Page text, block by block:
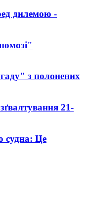
дилемою -
з полонених
21-
судна: Це